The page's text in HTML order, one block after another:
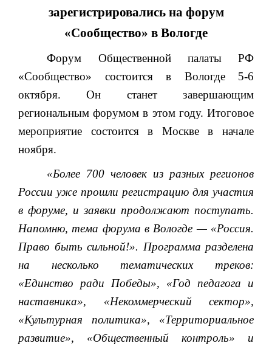
зарегистрировались на форум
«Сообщество» в Вологде
Форум Общественной палаты РФ
«Сообщество» состоится в Вологде 5-6
октября. Он станет завершающим
региональным форумом в этом году. Итоговое
мероприятие состоится в Москве в начале
ноября.
«Более 700 человек из разных регионов
России уже прошли регистрацию для участия
в форуме, и заявки продолжают поступать.
Напомню, тема форума в Вологде— «Россия.
Право быть сильной!». Программа разделена
на несколько тематических треков:
«Единство ради Победы», «Год педагога и
наставника», «Некоммерческий сектор»,
«Культурная политика», «Территориальное
развитие», «Общественный контроль» и